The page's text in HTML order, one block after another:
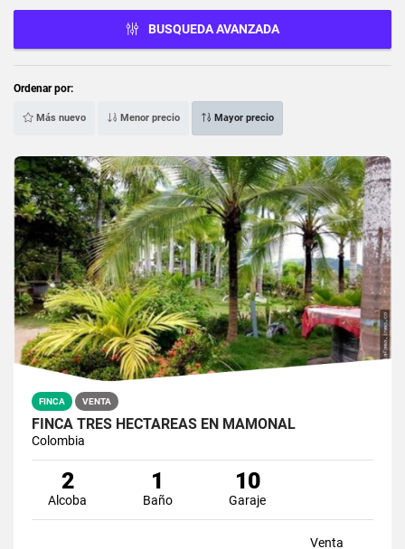
BUSQUEDA AVANZADA
Ordenar por:
Más nuevo Menor precio Mayor precio
FINCA VENTA
FINCA TRES HECTÁREAS EN MAMONAL
Colombia
2
Alcoba
1
Baño
10
Garaje
Venta